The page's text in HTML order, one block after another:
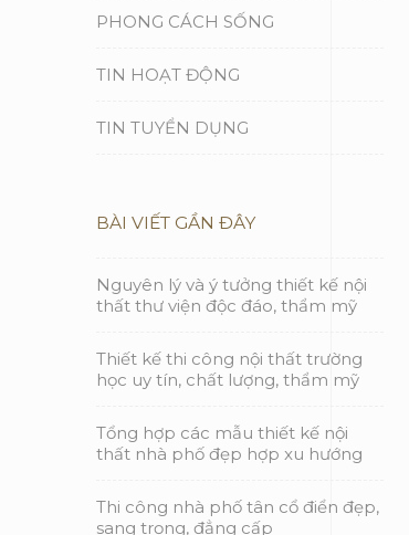
PHONG CÁCH SỐNG
TIN HOẠT ĐỘNG
TIN TUYỂN DỤNG
BÀI VIẾT GẦN ĐÂY
Nguyên lý và ý tưởng thiết kế nội
thất thư viện độc đáo, thẩm mỹ
Thiết kế thi công nội thất trường
học uy tín, chất lượng, thẩm mỹ
Tổng hợp các mẫu thiết kế nội
thất nhà phố đẹp hợp xu hướng
Thi công nhà phố tân cổ điển đẹp,
sang trọng, đẳng cấp